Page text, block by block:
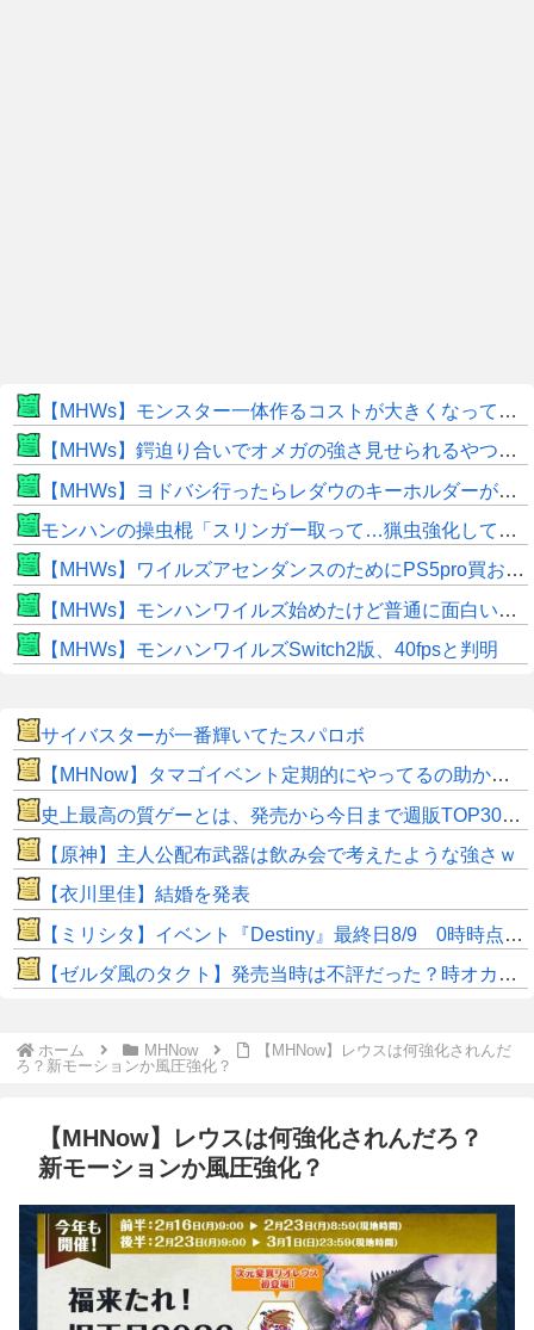
【MHWs】モンスター一体作るコストが大きくなっている昨今でこそ亜種に頼るべきだよな
【MHWs】鍔迫り合いでオメガの強さ見せられるやつ一番すき
【MHWs】ヨドバシ行ったらレダウのキーホルダーが100円で売ってて草
モンハンの操虫棍「スリンガー取って…猟虫強化して…エキス取って… よし、戦うぞ」←これ
【MHWs】ワイルズアセンダンスのためにPS5pro買おうとしたら転売価格ばかりじゃねーか
【MHWs】モンハンワイルズ始めたけど普通に面白いじゃん
【MHWs】モンハンワイルズSwitch2版、40fpsと判明
サイバスターが一番輝いてたスパロボ
【MHNow】タマゴイベント定期的にやってるの助かるよね
史上最高の質ゲーとは、発売から今日まで週販TOP30以内に居るあつ森、スマブラSP、マイクラ、マリカ8DX
【原神】主人公配布武器は飲み会で考えたような強さｗ
【衣川里佳】結婚を発表
【ミリシタ】イベント『Destiny』最終日8/9 0時時点でのポイント、ハイスコアのボーダー
【ゼルダ風のタクト】発売当時は不評だった？時オカから激変したキャラデザに「なんじゃこりゃ」
ホーム MHNow
【MHNow】レウスは何強化されんだ
ろ？新モーションか風圧強化？
【MHNow】レウスは何強化されんだろ？
新モーションか風圧強化？